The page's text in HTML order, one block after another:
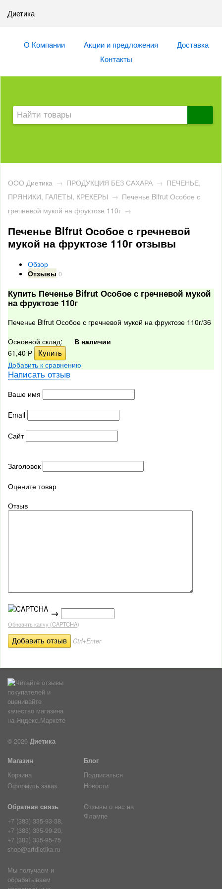
Диетика
О Компании Акции и предложения
Доставка
Контакты
ООО Диетика → ПРОДУКЦИЯ БЕЗ САХАРА → ПЕЧЕНЬЕ,
ПРЯНИКИ, ГАЛЕТЫ, КРЕКЕРЫ → Печенье Bifrut Особое с
гречневой мукой на фруктозе 110г →
Печенье Bifrut Особое с гречневой
мукой на фруктозе 110г отзывы
Обзор
Отзывы 0
Купить Печенье Bifrut Особое с гречневой мукой
на фруктозе 110г
Печенье Bifrut Особое с гречневой мукой на фруктозе 110г/36
Основной склад:
В наличии
61,40 Р
Добавить к сравнению
Написать отзыв
Ваше имя
Email
Сайт
Заголовок
Оцените товар
Отзыв
→
Обновить капчу (CAPTCHA)
Ctrl+Enter
© 2026 Диетика
Магазин
Корзина
Оформить заказ
Блог
Подписаться
Новости
Обратная связь
+7 (383) 335-93-38,
+7 (383) 335-99-20,
+7 (383) 335-95-75
shop@artdietika.ru
Отзывы о нас на
Флампе
Мы получаем и
обрабатываем